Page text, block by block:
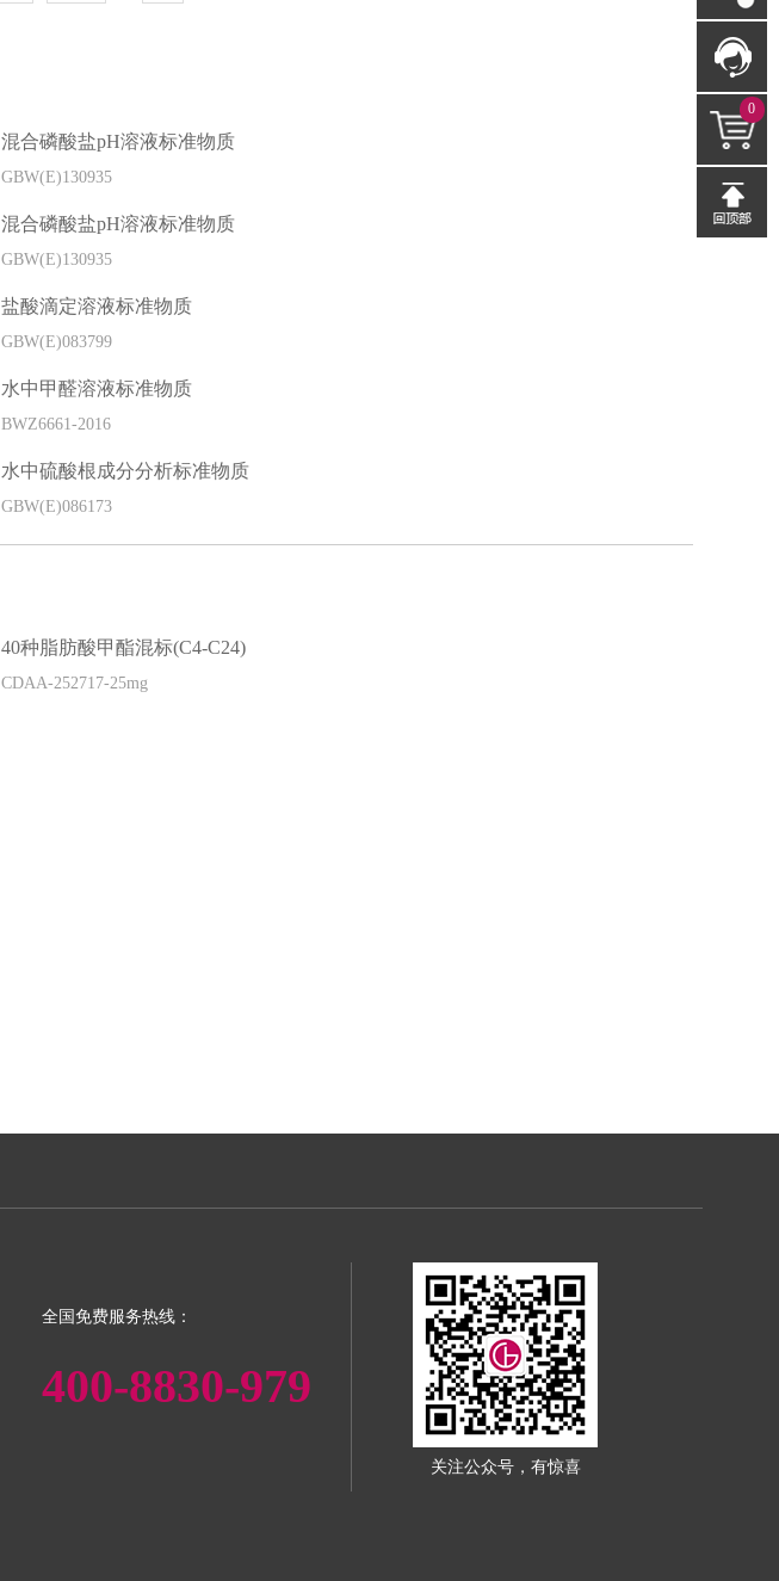
混合磷酸盐pH溶液标准物质
GBW(E)130935
混合磷酸盐pH溶液标准物质
GBW(E)130935
盐酸滴定溶液标准物质
GBW(E)083799
水中甲醛溶液标准物质
BWZ6661-2016
水中硫酸根成分分析标准物质
GBW(E)086173
40种脂肪酸甲酯混标(C4-C24)
CDAA-252717-25mg
全国免费服务热线：
400-8830-979
关注公众号，有惊喜
0